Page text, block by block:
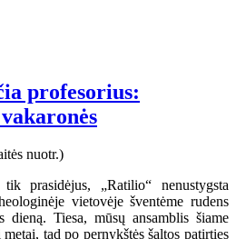
profesorius:
prasidėjus, „Ratilio“ nenustygsta
vietovėje šventėme rudens
Tiesa, mūsų ansamblis šiame
tad po pernykštės šaltos patirties